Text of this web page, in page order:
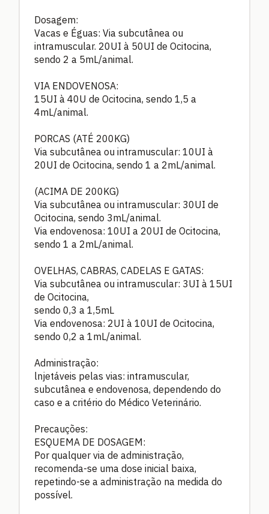
Dosagem:
Vacas e Éguas: Via subcutânea ou
intramuscular. 20UI à 50UI de Ocitocina,
sendo 2 a 5mL/animal.
VIA ENDOVENOSA:
15UI à 40U de Ocitocina, sendo 1,5 a
4mL/animal.
PORCAS (ATÉ 200KG)
Via subcutânea ou intramuscular: 10UI à
20UI de Ocitocina, sendo 1 a 2mL/animal.
(ACIMA DE 200KG)
Via subcutânea ou intramuscular: 30UI de
Ocitocina, sendo 3mL/animal.
Via endovenosa: 10UI a 20UI de Ocitocina,
sendo 1 a 2mL/animal.
OVELHAS, CABRAS, CADELAS E GATAS:
Via subcutânea ou intramuscular: 3UI à 15UI
de Ocitocina,
sendo 0,3 a 1,5mL
Via endovenosa: 2UI à 10UI de Ocitocina,
sendo 0,2 a 1mL/animal.
Administração:
lnjetáveis pelas vias: intramuscular,
subcutânea e endovenosa, dependendo do
caso e a critério do Médico Veterinário.
Precauções:
ESQUEMA DE DOSAGEM:
Por qualquer via de administração,
recomenda-se uma dose inicial baixa,
repetindo-se a administração na medida do
possível.